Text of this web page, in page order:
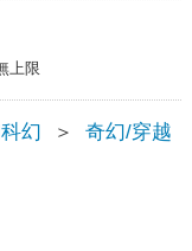
上限
幻 ＞ 奇幻/穿越